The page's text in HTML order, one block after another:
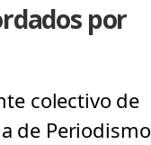
por
colectivo de
de Periodismo